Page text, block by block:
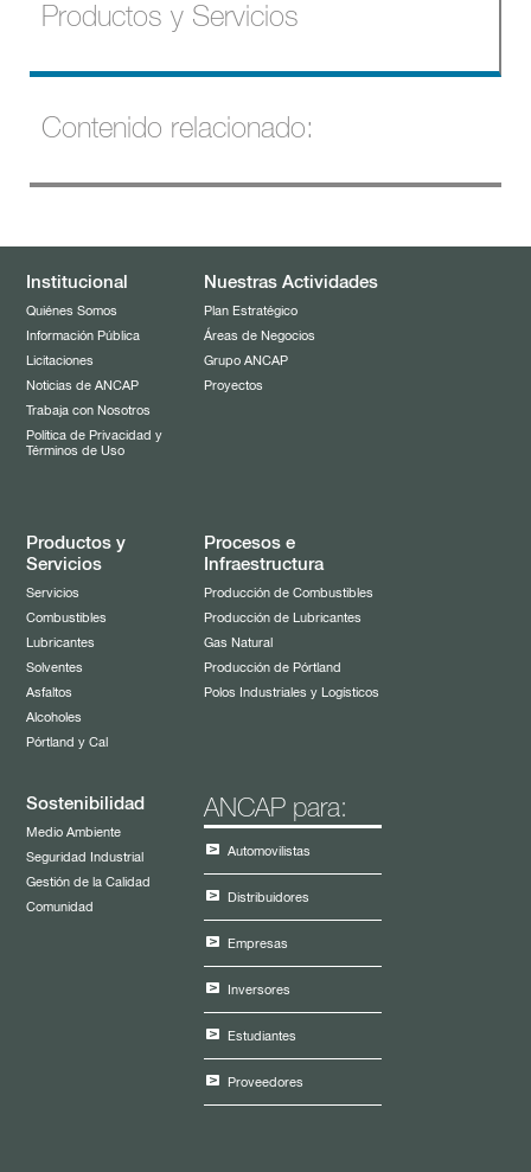
Productos y Servicios
Combustibles
Lubricantes
Industriales
Grasas
Marinos
Motos y Náuticos
Maquinado de Metales
Catálogo Lubricantes
Asfaltos
Propelentes
Contenido relacionado:
Institucional
Quiénes Somos
Información Pública
Licitaciones
Noticias de ANCAP
Trabaja con Nosotros
Política de Privacidad y
Términos de Uso
Nuestras Actividades
Plan Estratégico
Áreas de Negocios
Grupo ANCAP
Proyectos
Productos y
Servicios
Servicios
Combustibles
Lubricantes
Solventes
Asfaltos
Alcoholes
Pórtland y Cal
Procesos e
Infraestructura
Producción de Combustibles
Producción de Lubricantes
Gas Natural
Producción de Pórtland
Polos Industriales y Logísticos
Sostenibilidad
Medio Ambiente
Seguridad Industrial
Gestión de la Calidad
Comunidad
ANCAP para:
Automovilistas
Distribuidores
Empresas
Inversores
Estudiantes
Proveedores